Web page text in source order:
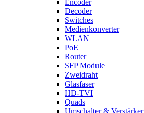
Encoder
Decoder
Switches
Medienkonverter
WLAN
PoE
Router
SFP Module
Zweidraht
Glasfaser
HD-TVI
Quads
Umschalter & Verstärker